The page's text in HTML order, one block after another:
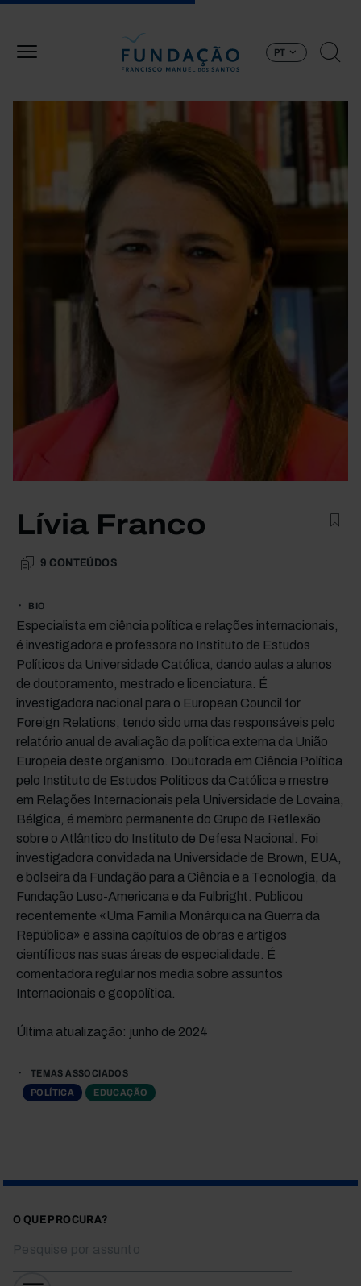
PT
Lívia Franco
9 CONTEÚDOS
BIO
Especialista em ciência política e relações internacionais,
é investigadora e professora no Instituto de Estudos
Políticos da Universidade Católica, dando aulas a alunos
de doutoramento, mestrado e licenciatura. É
investigadora nacional para o European Council for
Foreign Relations, tendo sido uma das responsáveis pelo
relatório anual de avaliação da política externa da União
Europeia deste organismo. Doutorada em Ciência Política
pelo Instituto de Estudos Políticos da Católica e mestre
em Relações Internacionais pela Universidade de Lovaina,
Bélgica, é membro permanente do Grupo de Reflexão
sobre o Atlântico do Instituto de Defesa Nacional. Foi
investigadora convidada na Universidade de Brown, EUA,
e bolseira da Fundação para a Ciência e a Tecnologia, da
Fundação Luso-Americana e da Fulbright. Publicou
recentemente «Uma Família Monárquica na Guerra da
República» e assina capítulos de obras e artigos
científicos nas suas áreas de especialidade. É
comentadora regular nos media sobre assuntos
Internacionais e geopolítica.
Última atualização: junho de 2024
TEMAS ASSOCIADOS
POLÍTICA
EDUCAÇÃO
O QUE PROCURA?